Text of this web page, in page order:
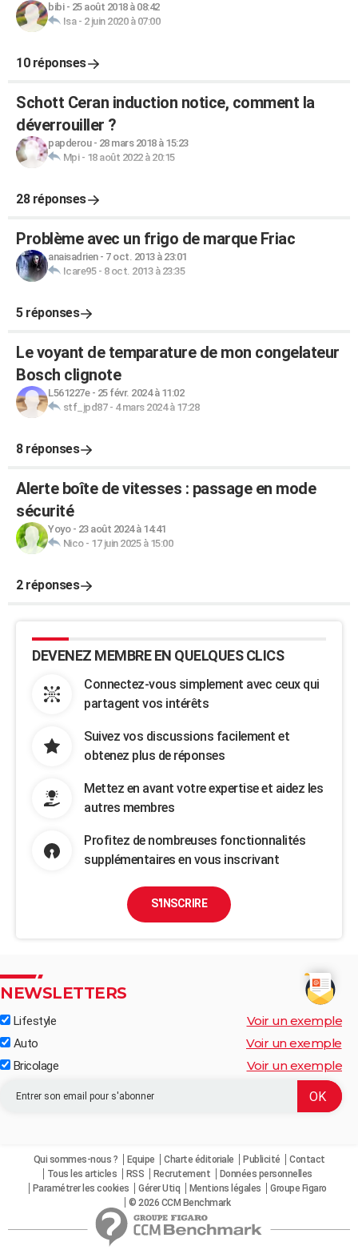
bibi- 25 août 2018 à 08:42
Isa- 2 juin 2020 à 07:00
10 réponses
Schott Ceran induction notice, comment la
déverrouiller ?
papderou- 28 mars 2018 à 15:23
Mpi- 18 août 2022 à 20:15
28 réponses
Problème avec un frigo de marque Friac
anaisadrien- 7 oct. 2013 à 23:01
Icare95- 8 oct. 2013 à 23:35
5 réponses
Le voyant de temparature de mon congelateur
Bosch clignote
L561227e- 25 févr. 2024 à 11:02
stf_jpd87- 4 mars 2024 à 17:28
8 réponses
Alerte boîte de vitesses : passage en mode
sécurité
Yoyo- 23 août 2024 à 14:41
Nico- 17 juin 2025 à 15:00
2 réponses
DEVENEZ MEMBRE EN QUELQUES CLICS
Connectez-vous simplement avec ceux qui
partagent vos intérêts
Suivez vos discussions facilement et
obtenez plus de réponses
Mettez en avant votre expertise et aidez les
autres membres
Profitez de nombreuses fonctionnalités
supplémentaires en vous inscrivant
S'INSCRIRE
NEWSLETTERS
Lifestyle Voir un exemple
Auto Voir un exemple
Bricolage Voir un exemple
Qui sommes-nous ? Equipe Charte éditoriale Publicité
Contact
Tous les articles
RSS Recrutement
Données personnelles
Paramétrer les cookies
Gérer Utiq Mentions légales
Groupe Figaro
© 2026 CCM Benchmark